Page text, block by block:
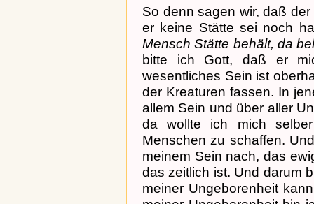
So denn sagen wir, daß
er keine Stätte sei noch
Mensch Stätte behält, da
bitte ich Gott, daß er
wesentliches Sein ist
der Kreaturen fassen. In
allem Sein und über aller
da wollte ich mich
Menschen zu schaffen.
meinem Sein nach, das
das zeitlich ist. Und darum
meiner Ungeborenheit